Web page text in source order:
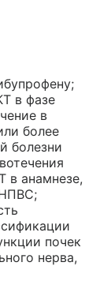
в фазе
в
более
болезни
в анамнезе,
почек
нерва,